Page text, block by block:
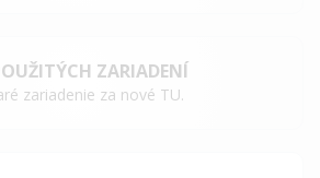
ZARIADENÍ
zariadenie za nové TU.